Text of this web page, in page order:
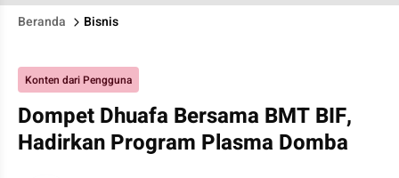
Beranda Bisnis
Konten dari Pengguna
Dompet Dhuafa Bersama BMT BIF,
Hadirkan Program Plasma Domba